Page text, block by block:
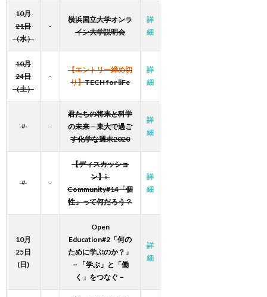
10月
21日
（水）
横浜国立大学オンラ
イン大学説明会
詳
細
10月
24日
（土）
【エントリー締め切
り】TECH for liFe
詳
細
〃
君たちの将来と科学
の未来－東大で過ご
す化学な週末2020
詳
細
〃
【ディスカッショ
ン】i-
Community#14「個
性」って何だろう？
詳
細
10月
25日
(日)
Open
Education#2「何の
ために学ぶのか？」
－「学ぶ」と「働
く」をつなぐ－
詳
細